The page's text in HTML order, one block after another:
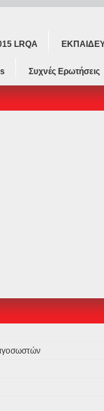
LRQA
Συχνές Ερωτήσεις